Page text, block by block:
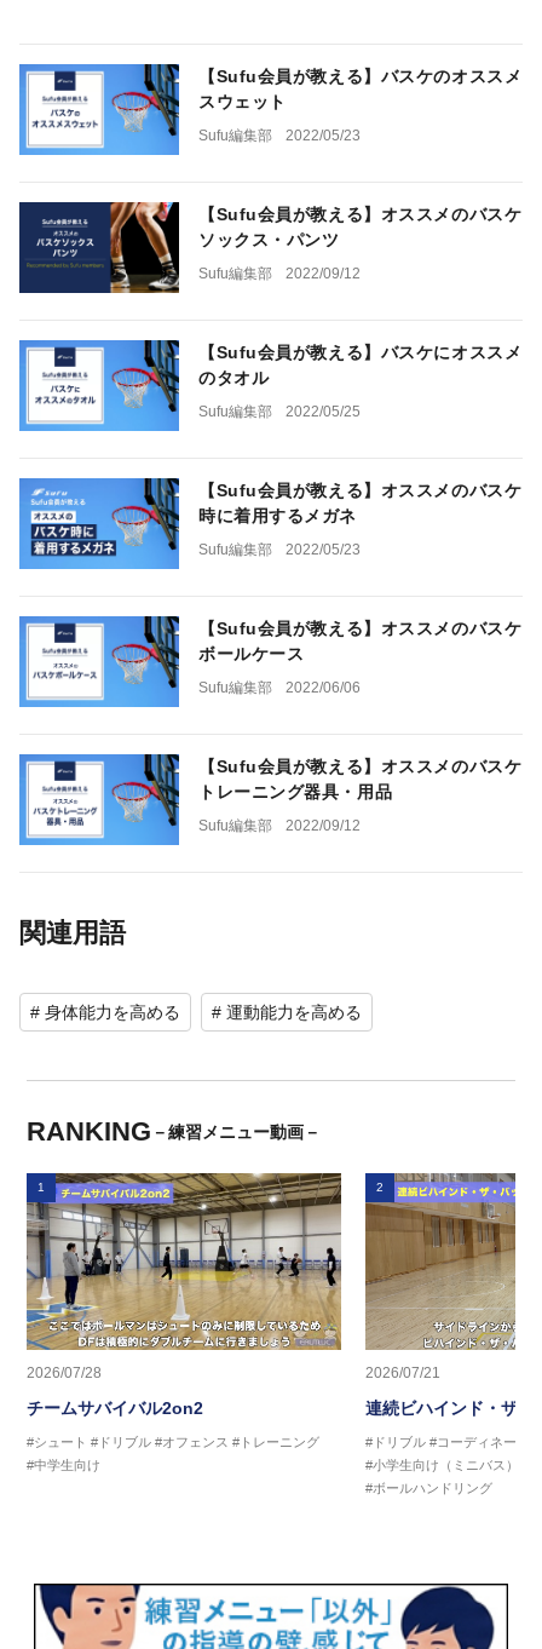
【Sufu会員が教える】バスケのオススメ
スウェット
Sufu編集部 2022/05/23
【Sufu会員が教える】オススメのバスケ
ソックス・パンツ
Sufu編集部 2022/09/12
【Sufu会員が教える】バスケにオススメ
のタオル
Sufu編集部 2022/05/25
【Sufu会員が教える】オススメのバスケ
時に着用するメガネ
Sufu編集部 2022/05/23
【Sufu会員が教える】オススメのバスケ
ボールケース
Sufu編集部 2022/06/06
【Sufu会員が教える】オススメのバスケ
トレーニング器具・用品
Sufu編集部 2022/09/12
関連用語
# 身体能力を高める # 運動能力を高める
RANKING －練習メニュー動画－
1
2026/07/28
チームサバイバル2on2
#シュート #ドリブル #オフェンス #トレーニング
#中学生向け
2
2026/07/21
連続ビハインド・ザ・
#ドリブル #コーディネーシ
#小学生向け（ミニバス）
#ボールハンドリング